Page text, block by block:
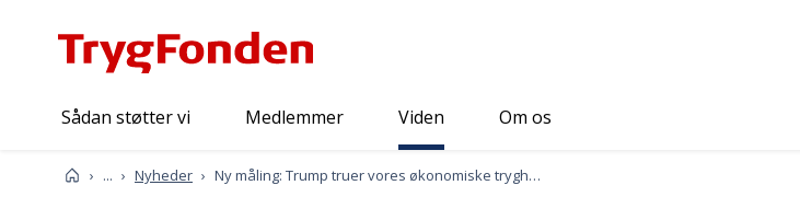
Sådan støtter vi Medlemmer Viden Om os
Forside
...
Viden Nyheder Ny måling: Trump truer vores økonomiske tryghed